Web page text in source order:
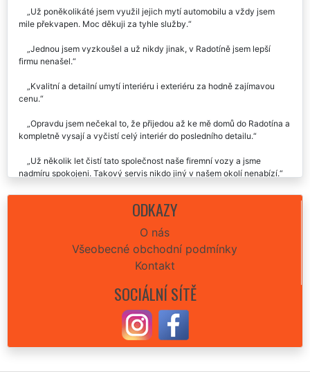
Už poněkolikáté jsem využil jejich mytí automobilu a vždy jsem
Jednou jsem vyzkoušel a už nikdy jinak, v Radotíně jsem lepší
Kvalitní a detailní umytí interiéru i exteriéru za hodně zajímavou
Opravdu jsem nečekal to, že přijedou až ke mě domů do Radotína a
Už několik let čistí tato společnost naše firemní vozy a jsme
Nechali jsme si kompletně umýt celé auto v Radotíně, které s
dvěma dětmi vypadalo opravdu strašně a po zásahu extra uklízení
jsem ho skoro ani nepoznala. =D
ODKAZY
O nás
Všeobecné obchodní podmínky
Kontakt
SOCIÁLNÍ SÍTĚ